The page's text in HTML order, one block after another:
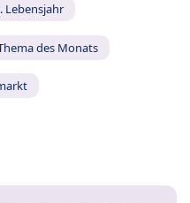
Lebensjahr
des Monats